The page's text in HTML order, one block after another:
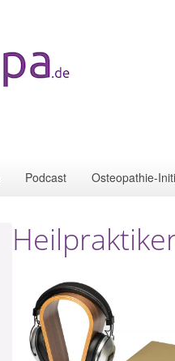
Podcast Osteopathie-